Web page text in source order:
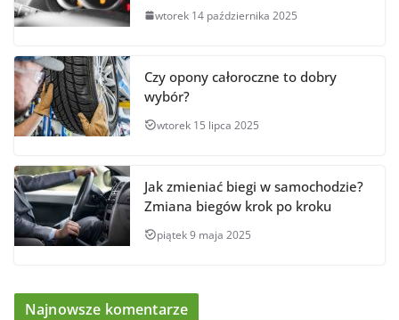
wtorek 14 października 2025
Czy opony całoroczne to dobry
wybór?
wtorek 15 lipca 2025
Jak zmieniać biegi w samochodzie?
Zmiana biegów krok po kroku
piątek 9 maja 2025
Najnowsze komentarze